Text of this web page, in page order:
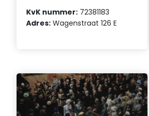
KvK nummer: 72381183
Adres: Wagenstraat 126 E